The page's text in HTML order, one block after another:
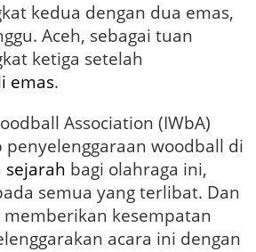
kedua dengan dua emas,
Aceh, sebagai tuan
ketiga setelah
emas.
Association (IWbA)
penyelenggaraan woodball di
sejarah bagi olahraga ini,
semua yang terlibat. Dan
memberikan kesempatan
acara ini dengan